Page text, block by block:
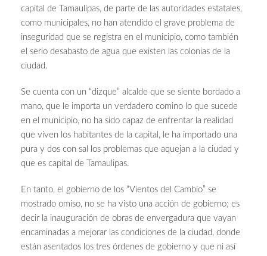
capital de Tamaulipas, de parte de las autoridades estatales,
como municipales, no han atendido el grave problema de
inseguridad que se registra en el municipio, como también
el serio desabasto de agua que existen las colonias de la
ciudad.
Se cuenta con un “dizque” alcalde que se siente bordado a
mano, que le importa un verdadero comino lo que sucede
en el municipio, no ha sido capaz de enfrentar la realidad
que viven los habitantes de la capital, le ha importado una
pura y dos con sal los problemas que aquejan a la ciudad y
que es capital de Tamaulipas.
En tanto, el gobierno de los “Vientos del Cambio” se
mostrado omiso, no se ha visto una acción de gobierno; es
decir la inauguración de obras de envergadura que vayan
encaminadas a mejorar las condiciones de la ciudad, donde
están asentados los tres órdenes de gobierno y que ni así